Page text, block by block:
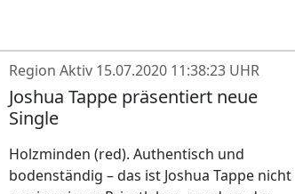
Region Aktiv 15.07.2020 11:38:23 UHR
Joshua Tappe präsentiert neue
Single
Holzminden (red). Authentisch und
bodenständig – das ist Joshua Tappe nicht